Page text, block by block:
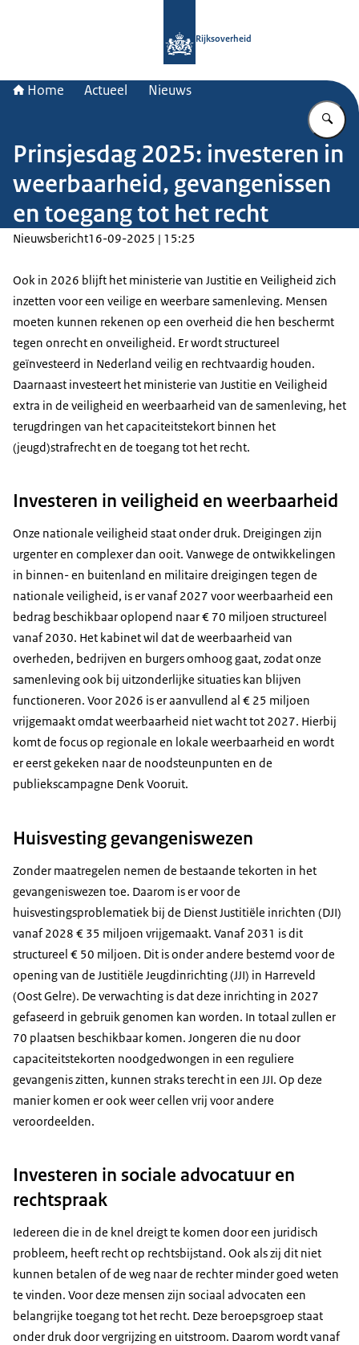
Rijksoverheid
Home Actueel Nieuws
Prinsjesdag 2025: investeren in
weerbaarheid, gevangenissen
en toegang tot het recht
Nieuwsbericht16-09-2025 | 15:25
Ook in 2026 blijft het ministerie van Justitie en Veiligheid zich
inzetten voor een veilige en weerbare samenleving. Mensen
moeten kunnen rekenen op een overheid die hen beschermt
tegen onrecht en onveiligheid. Er wordt structureel
geïnvesteerd in Nederland veilig en rechtvaardig houden.
Daarnaast investeert het ministerie van Justitie en Veiligheid
extra in de veiligheid en weerbaarheid van de samenleving, het
terugdringen van het capaciteitstekort binnen het
(jeugd)strafrecht en de toegang tot het recht.
Investeren in veiligheid en weerbaarheid
Onze nationale veiligheid staat onder druk. Dreigingen zĳn
urgenter en complexer dan ooit. Vanwege de ontwikkelingen
in binnen- en buitenland en militaire dreigingen tegen de
nationale veiligheid, is er vanaf 2027 voor weerbaarheid een
bedrag beschikbaar oplopend naar € 70 miljoen structureel
vanaf 2030. Het kabinet wil dat de weerbaarheid van
overheden, bedrijven en burgers omhoog gaat, zodat onze
samenleving ook bij uitzonderlijke situaties kan blijven
functioneren. Voor 2026 is er aanvullend al € 25 miljoen
vrijgemaakt omdat weerbaarheid niet wacht tot 2027. Hierbij
komt de focus op regionale en lokale weerbaarheid en wordt
er eerst gekeken naar de noodsteunpunten en de
publiekscampagne Denk Vooruit.
Huisvesting gevangeniswezen
Zonder maatregelen nemen de bestaande tekorten in het
gevangeniswezen toe. Daarom is er voor de
huisvestingsproblematiek bij de Dienst Justitiële inrichten (DJI)
vanaf 2028 € 35 miljoen vrijgemaakt. Vanaf 2031 is dit
structureel € 50 miljoen. Dit is onder andere bestemd voor de
opening van de Justitiële Jeugdinrichting (JJI) in Harreveld
(Oost Gelre). De verwachting is dat deze inrichting in 2027
gefaseerd in gebruik genomen kan worden. In totaal zullen er
70 plaatsen beschikbaar komen. Jongeren die nu door
capaciteitstekorten noodgedwongen in een reguliere
gevangenis zitten, kunnen straks terecht in een JJI. Op deze
manier komen er ook weer cellen vrij voor andere
veroordeelden.
Investeren in sociale advocatuur en
rechtspraak
Iedereen die in de knel dreigt te komen door een juridisch
probleem, heeft recht op rechtsbijstand. Ook als zij dit niet
kunnen betalen of de weg naar de rechter minder goed weten
te vinden. Voor deze mensen zijn sociaal advocaten een
belangrijke toegang tot het recht. Deze beroepsgroep staat
onder druk door vergrijzing en uitstroom. Daarom wordt vanaf